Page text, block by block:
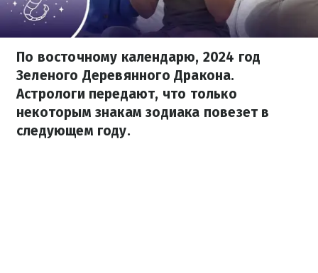
По восточному календарю, 2024 год
Зеленого Деревянного Дракона.
Астрологи передают, что только
некоторым знакам зодиака повезет в
следующем году.